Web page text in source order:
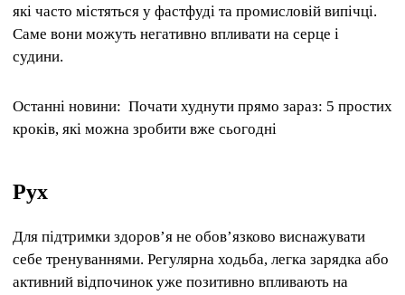
які часто містяться у фастфуді та промисловій випічці.
Саме вони можуть негативно впливати на серце і
судини.
Останні новини: Почати худнути прямо зараз: 5 простих
кроків, які можна зробити вже сьогодні
Рух
Для підтримки здоров’я не обов’язково виснажувати
себе тренуваннями. Регулярна ходьба, легка зарядка або
активний відпочинок уже позитивно впливають на